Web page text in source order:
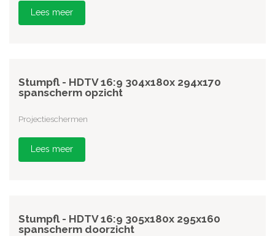
Lees meer
Stumpfl - HDTV 16:9 304x180x 294x170
spanscherm opzicht
Projectieschermen
Lees meer
Stumpfl - HDTV 16:9 305x180x 295x160
spanscherm doorzicht